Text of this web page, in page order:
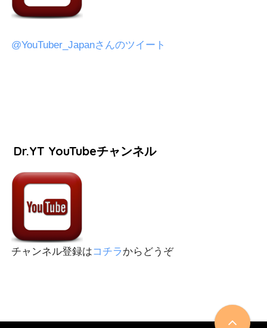
@YouTuber_Japanさんのツイート
Dr.YT YouTubeチャンネル
チャンネル登録はコチラ からどうぞ